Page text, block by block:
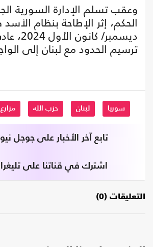
وعقب تسلم الإدارة السورية
ديسمبر/
ترسيم الحدود مع لبنان إلى
سوريا لبنان حزب الله
تابع آخر الأخبار على جوجل
اشترك في قناتنا على
التعليقات (0)